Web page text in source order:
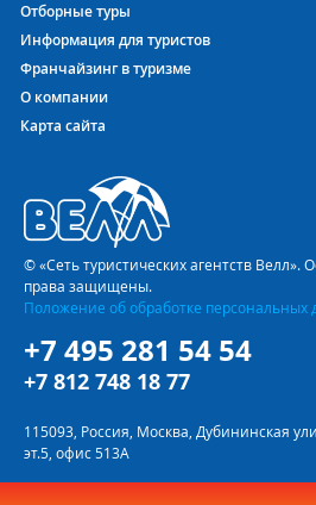
Отборные туры
Информация для туристов
Франчайзинг в туризме
О компании
Карта сайта
© «Сеть туристических агентств
права защищены.
Положение об обработке персональных
+7 495 281 54 54
+7 812 748 18 77
115093, Россия, Москва, Дубининская
эт.5, офис 513А